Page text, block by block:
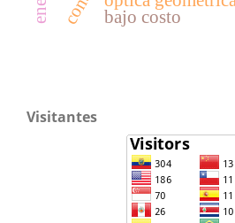
bajo costo
Visitantes